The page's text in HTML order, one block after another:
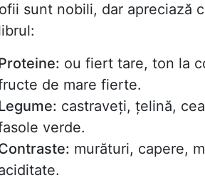
sunt nobili, dar apreciază
ou fiert tare, ton la
de mare fierte.
castraveți, țelină,
verde.
murături, capere,